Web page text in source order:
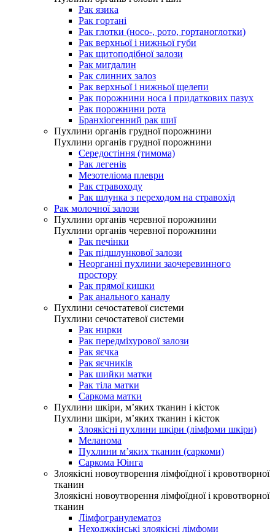
Рак язика
Рак гортані
Рак глотки (носо-, рото, гортаноглотки)
Рак верхньої і нижньої губи
Рак щитоподібної залози
Рак мигдалин
Рак слинних залоз
Рак верхньої і нижньої щелепи
Рак порожнини носа і придаткових пазух
Рак порожнини рота
Бранхіогенний рак шиї
Пухлини органів грудної порожнини
Пухлини органів грудної порожнини
Середостіння (тимома)
Рак легенів
Мезотеліома плеври
Рак стравоходу
Рак шлунка з переходом на стравохід
Рак молочної залози
Пухлини органів черевної порожнини
Пухлини органів черевної порожнини
Рак печінки
Рак підшлункової залози
Неорганні пухлини заочеревинного
простору
Рак прямої кишки
Рак анального каналу
Пухлини сечостатевої системи
Пухлини сечостатевої системи
Рак нирки
Рак передміхурової залози
Рак яєчка
Рак яєчників
Рак шийки матки
Рак тіла матки
Саркома матки
Пухлини шкіри, м’яких тканин і кісток
Пухлини шкіри, м’яких тканин і кісток
Злоякісні пухлини шкіри (лімфоми шкіри)
Меланома
Пухлини м’яких тканин (саркоми)
Саркома Юінга
Злоякісні новоутворення лімфоїдної і кровотворної
тканин
Злоякісні новоутворення лімфоїдної і кровотворної
тканин
Лімфогранулематоз
Неходжкінські злоякісні лімфоми